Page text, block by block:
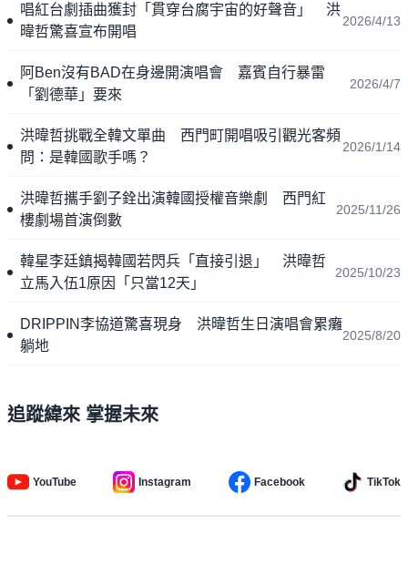
唱紅台劇插曲獲封「貫穿台腐宇宙的好聲音」 洪
暐哲驚喜宣布開唱
2026/4/13
阿Ben沒有BAD在身邊開演唱會 嘉賓自行暴雷
「劉德華」要來
2026/4/7
洪暐哲挑戰全韓文單曲 西門町開唱吸引觀光客頻
問：是韓國歌手嗎？
2026/1/14
洪暐哲攜手劉子銓出演韓國授權音樂劇 西門紅
樓劇場首演倒數
2025/11/26
韓星李廷鎮揭韓國若閃兵「直接引退」 洪暐哲
立馬入伍1原因「只當12天」
2025/10/23
DRIPPIN李協道驚喜現身 洪暐哲生日演唱會累癱
躺地
2025/8/20
追蹤緯來 掌握未來
YouTube Instagram Facebook TikTok